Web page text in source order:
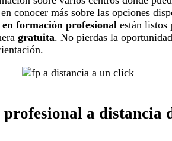
conocer más sobre las opciones
en formación profesional están listos
gratuita. No pierdas la
a distancia